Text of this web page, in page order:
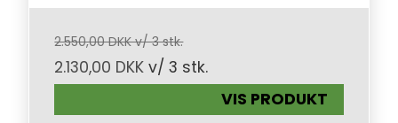
2.550,00 DKK v/ 3 stk.
2.130,00 DKK v/ 3 stk.
VIS PRODUKT